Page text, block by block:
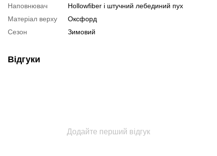
Наповнювач
Hollowfiber і штучний лебединий пух
Матеріал верху
Оксфорд
Сезон
Зимовий
Відгуки
Додайте перший відгук